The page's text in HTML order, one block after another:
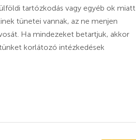
tartózkodás vagy egyéb ok miatt
tünetei vannak, az ne menjen
Ha mindezeket betartjuk, akkor
korlátozó intézkedések